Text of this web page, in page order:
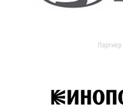
Партнер